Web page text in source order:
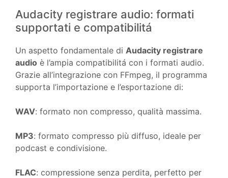
Audacity registrare audio: formati
supportati e compatibilitá
Un aspetto fondamentale di Audacity registrare
audio è l’ampia compatibilitá con i formati audio.
Grazie all’integrazione con FFmpeg, il programma
supporta l’importazione e l’esportazione di:
WAV: formato non compresso, qualità massima.
MP3: formato compresso più diffuso, ideale per
podcast e condivisione.
FLAC: compressione senza perdita, perfetto per